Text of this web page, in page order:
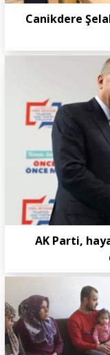
Canikdere
AK Parti,